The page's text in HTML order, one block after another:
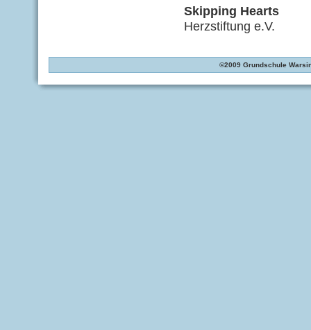
Skipping Hearts
Herzstiftung e.V.
©2009 Grundschule